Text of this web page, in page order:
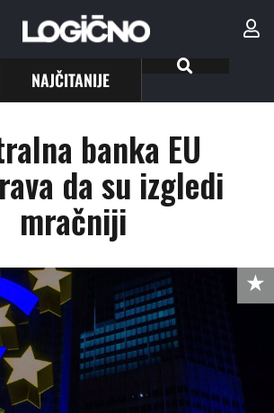
NAJČITANIJE
banka EU
da su izgledi
mračniji